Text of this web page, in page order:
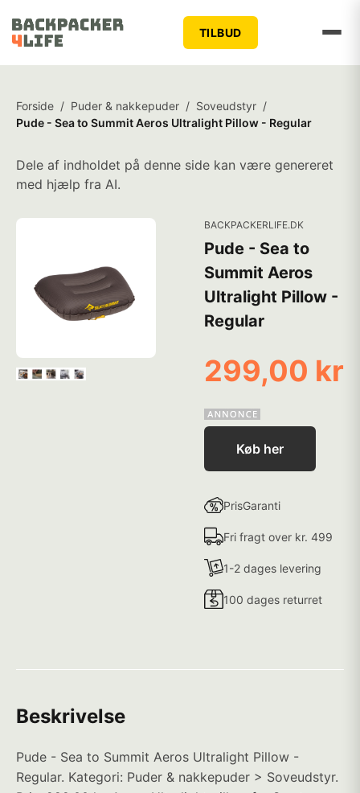
TILBUD
Forside / Puder & nakkepuder / Soveudstyr /
Pude - Sea to Summit Aeros Ultralight Pillow - Regular
Dele af indholdet på denne side kan være genereret
med hjælp fra AI.
BACKPACKERLIFE.DK
Pude - Sea to
Summit Aeros
Ultralight Pillow -
Regular
299,00 kr
Køb her
PrisGaranti
Fri fragt over kr. 499
1-2 dages levering
100 dages returret
Beskrivelse
Pude - Sea to Summit Aeros Ultralight Pillow -
Regular. Kategori: Puder & nakkepuder > Soveudstyr.